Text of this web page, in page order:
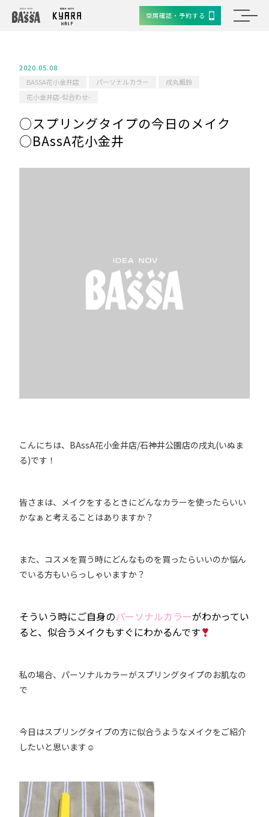
空席確認・予約する
2020.05.08
BASSA花小金井店
パーソナルカラー
戌丸楓鈴
花小金井店-似合わせ-
○スプリングタイプの今日のメイク
○BAssA花小金井
こんにちは、BAssA花小金井店/石神井公園店の戌丸(いぬま
る)です！
皆さまは、メイクをするときにどんなカラーを使ったらいい
かなぁと考えることはありますか？
また、コスメを買う時にどんなものを買ったらいいのか悩ん
でいる方もいらっしゃいますか？
そういう時にご自身のパーソナルカラーがわかってい
ると、似合うメイクもすぐにわかるんです
私の場合、パーソナルカラーがスプリングタイプのお肌なの
で
今日はスプリングタイプの方に似合うようなメイクをご紹介
したいと思います‪☺︎‬